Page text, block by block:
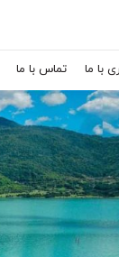
با ما تماس با ما